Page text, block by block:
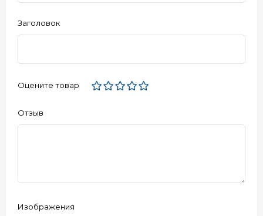
Заголовок
Оцените товар
Отзыв
Изображения